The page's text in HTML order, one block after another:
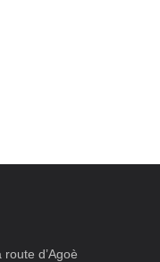
d’Agoè